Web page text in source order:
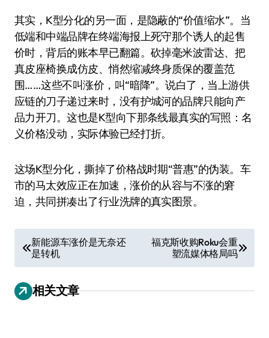
其实，K型分化的另一面，是隐蔽的“价值缩水”。当
低端和中端品牌在终端海报上死守那个诱人的起售
价时，背后的账本早已翻篇。砍掉毫米波雷达、把
真皮座椅换成仿皮、悄然缩减终身质保的覆盖范
围……这些不叫涨价，叫“暗降”。说白了，当上游供
应链的刀子递过来时，没有护城河的品牌只能向产
品力开刀。这也是K型向下那条线最真实的写照：名
义价格没动，实际体验已经打折。
这场K型分化，撕掉了价格战时期“普惠”的伪装。车
市的马太效应正在加速，涨价的从容与不涨的窘
迫，共同拼凑出了行业洗牌的真实图景。
章
导
航
新能源车涨价是无奈还
是转机
福克斯收购Roku会重
塑流媒体格局吗
相关文章